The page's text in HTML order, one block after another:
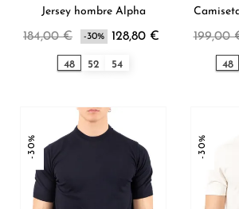
Jersey hombre Alpha
184,00 € -30% 128,80 €
48 52 54
199,00
48
-30% -30%